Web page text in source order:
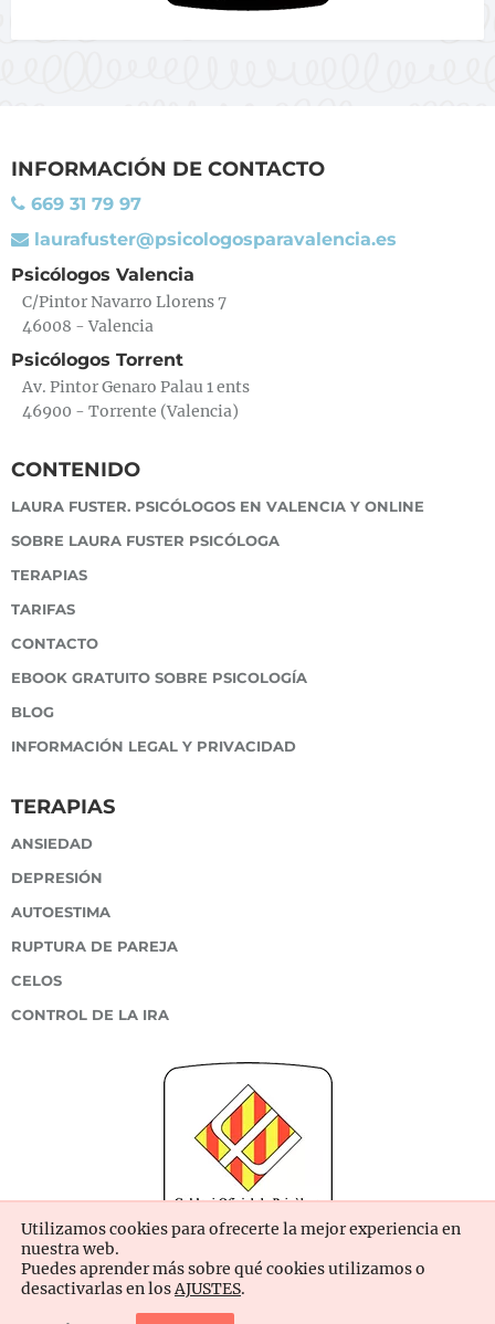
INFORMACIÓN DE CONTACTO
669 31 79 97
laurafuster@psicologosparavalencia.es
Psicólogos Valencia
C/Pintor Navarro Llorens 7
46008 - Valencia
Psicólogos Torrent
Av. Pintor Genaro Palau 1 ents
46900 - Torrente (Valencia)
CONTENIDO
LAURA FUSTER. PSICÓLOGOS EN VALENCIA Y ONLINE
SOBRE LAURA FUSTER PSICÓLOGA
TERAPIAS
TARIFAS
CONTACTO
EBOOK GRATUITO SOBRE PSICOLOGÍA
BLOG
INFORMACIÓN LEGAL Y PRIVACIDAD
TERAPIAS
ANSIEDAD
DEPRESIÓN
AUTOESTIMA
RUPTURA DE PAREJA
CELOS
CONTROL DE LA IRA
Utilizamos cookies para ofrecerte la mejor experiencia en
nuestra web.
Puedes aprender más sobre qué cookies utilizamos o
desactivarlas en losAJUSTES.